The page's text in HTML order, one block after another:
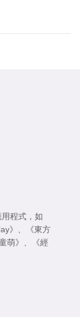
程式，如
》 、
《東方
萌》 、
《經